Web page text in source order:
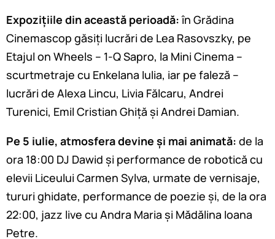
Expozițiile din această perioadă:în Grădina
Cinemascop găsiți lucrări de Lea Rasovszky, pe
Etajul on Wheels – 1-Q Sapro, la Mini Cinema –
scurtmetraje cu Enkelana Iulia, iar pe faleză –
lucrări de Alexa Lincu, Livia Fălcaru, Andrei
Turenici, Emil Cristian Ghiță și Andrei Damian.
Pe 5 iulie, atmosfera devine și mai animată: de la
ora 18:00 DJ Dawid și performance de robotică cu
elevii Liceului Carmen Sylva, urmate de vernisaje,
tururi ghidate, performance de poezie și, de la ora
22:00, jazz live cu Andra Maria și Mădălina Ioana
Petre.